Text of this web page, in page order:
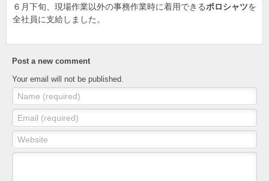
６月下旬、現場作業以外の事務作業時に着用できるポロシャツを
全社員に支給しました。
Post a new comment
Your email will not be published.
Name (required)
Email (required)
Website